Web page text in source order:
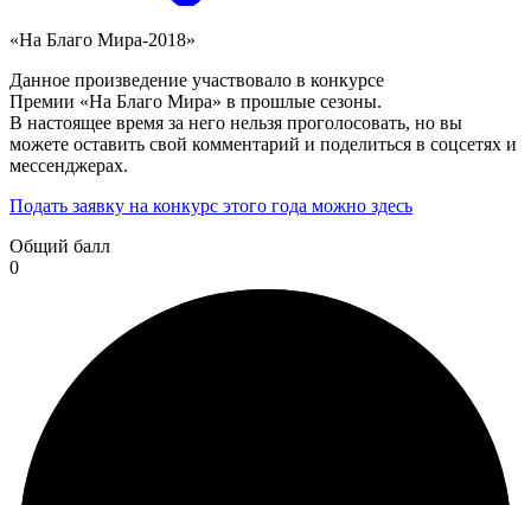
«На Благо Мира-2018»
Данное произведение участвовало в конкурсе
Премии «На Благо Мира» в прошлые сезоны.
В настоящее время за него нельзя проголосовать, но вы
можете оставить свой комментарий и поделиться в соцсетях и
мессенджерах.
Подать заявку на конкурс этого года можно здесь
Общий балл
0